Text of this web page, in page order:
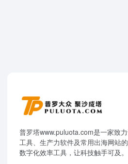
普罗塔www.puluota.com是一家致
工具、生产力软件及常用出海网站
数字化效率工具，让科技触手可及。